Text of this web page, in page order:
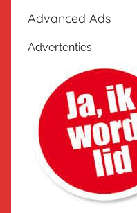
Advanced Ads
Advertenties